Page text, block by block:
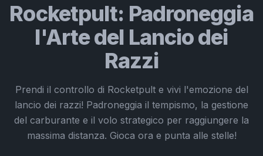
Rocketpult: Padroneggia
l'Arte del Lancio dei
Razzi
Prendi il controllo di Rocketpult e vivi l'emozione del
lancio dei razzi! Padroneggia il tempismo, la gestione
del carburante e il volo strategico per raggiungere la
massima distanza. Gioca ora e punta alle stelle!